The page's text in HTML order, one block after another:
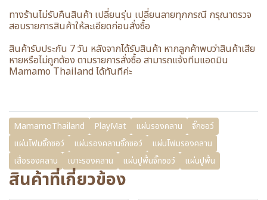
ทางร้านไม่รับคืนสินค้า เปลี่ยนรุ่น เปลี่ยนลายทุกกรณี กรุณาตรวจ
สอบรายการสินค้าให้ละเอียดก่อนสั่งซื้อ
สินค้ารับประกัน 7 วัน หลังจากได้รับสินค้า หากลูกค้าพบว่าสินค้าเสีย
หายหรือไม่ถูกต้อง ตามรายการสั่งซื้อ สามารถแจ้งทีมแอดมิน
Mamamo Thailand ได้ทันทีค่ะ
MamamoThailand PlayMat แผ่นรองคลาน
จิ๊กซอว์
แผ่นโฟมจิ๊กซอว์
แผ่นรองคลานจิ๊กซอว์
แผ่นโฟมรองคลาน
เสื่อรองคลาน
เบาะรองคลาน แผ่นปูพื้นจิ๊กซอว์ แผ่นปูพื้น
สินค้าที่เกี่ยวข้อง